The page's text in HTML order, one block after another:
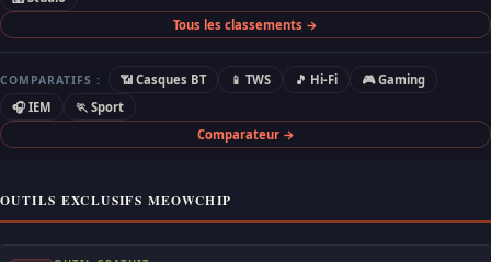
Tous les classements →
COMPARATIFS : 📶 Casques BT 📱 TWS 🎵 Hi-Fi
🎮 Gaming
🎧 IEM
🏃 Sport
Comparateur →
OUTILS EXCLUSIFS MEOWCHIP